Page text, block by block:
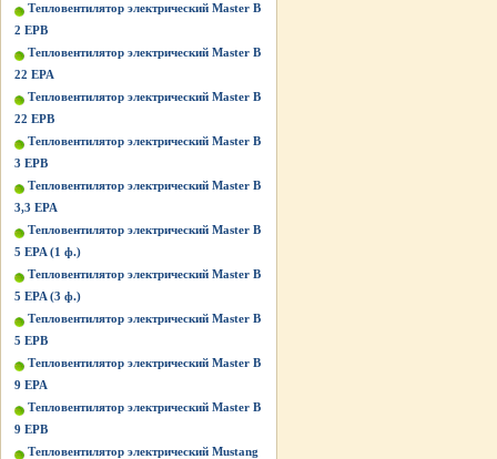
Тепловентилятор электрический Master B
2 EPB
Тепловентилятор электрический Master B
22 EPA
Тепловентилятор электрический Master B
22 EPB
Тепловентилятор электрический Master B
3 EPB
Тепловентилятор электрический Master B
3,3 EPA
Тепловентилятор электрический Master B
5 EPA (1 ф.)
Тепловентилятор электрический Master B
5 EPA (3 ф.)
Тепловентилятор электрический Master B
5 EPB
Тепловентилятор электрический Master B
9 EPA
Тепловентилятор электрический Master B
9 EPB
Тепловентилятор электрический Mustang